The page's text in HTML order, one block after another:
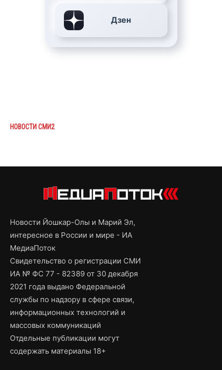
Дзен
НОВОСТИ СМИ2
Новости Йошкар-Олы и Марий Эл,
интересное в России и мире - ИА
МедиаПоток
Свидетельство о регистрации СМИ
ИА № ФС 77 - 82389 от 30 декабря
2021 года выдано Федеральной
службы по надзору в сфере связи,
информационных технологий и
массовых коммуникаций
Отдельные публикации могут
содержать материалы 18+